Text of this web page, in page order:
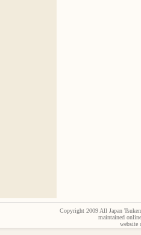
Copyright 2009 All Japan
maintained
website